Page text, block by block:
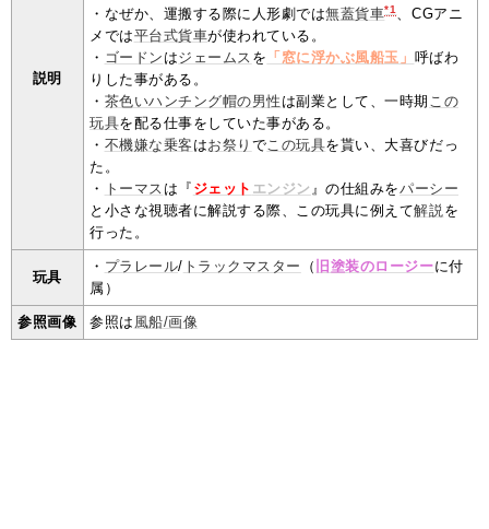
説明
・なぜか、運搬する際に人形劇では無蓋貨車*1
、CGアニ
メでは平台式貨車が使われている。
・ ゴードン はジェームス を 「窓に浮かぶ風船玉」 呼ばわ
りした事がある。
・ 茶色いハンチング帽の男性 は副業として、一時期 この
玩具を配る仕事をしていた事がある。
・ 不機嫌な乗客 はお祭り で この玩具を貰い、大喜びだっ
た。
・
トーマス は『 ジェット エンジン 』の仕組みをパーシー
と小さな視聴者に解説する際、この玩具に例えて解説 を
行った。
玩具
・ プラレール/ トラックマスター （ 旧塗装のロージーに付
属）
参照画像 参照は 風船/画像